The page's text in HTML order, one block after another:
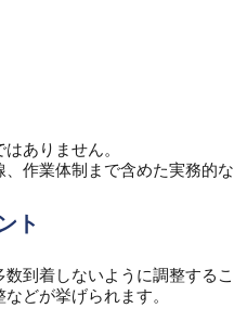
ありません。
作業体制まで含めた実務的な
ト
到着しないように調整するこ
どが挙げられます。